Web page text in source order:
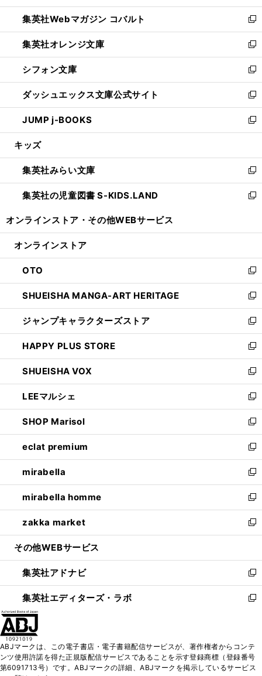
開
く
ウ
で
開
く
ン
ド
ウ
で
開
く
ウ
ィ
ン
ド
ウ
で
開
く
集英社Webマガジン コバルト
新
し
い
ウ
ィ
ン
ド
ウ
で
開
集英社オレンジ文庫
新
し
い
ウ
ィ
ン
ド
ウ
開
く
シフォン文庫
新
し
い
ウ
ィ
ン
ウ
で
開
く
ダッシュエックス文庫公式サイト
新
し
い
ウ
ン
ド
ウ
で
JUMP j-BOOKS
新
し
ウ
ィ
ン
ド
開
キッズ
集英社みらい文庫
新
し
い
ン
ウ
で
開
く
集英社の児童図書 S-KIDS.LAND
新
ウ
ン
ド
ウ
で
開
く
オンラインストア・ その他WEBサービス
オンラインストア
OTO
新
し
い
ウ
ィ
ン
ド
ウ
で
開
く
SHUEISHA MANGA-ART HERITAGE
新
し
い
ウ
ィ
ン
ド
ウ
で
開
く
ジャンプキャラクターズストア
新
し
い
ウ
ィ
ン
ド
ウ
で
開
く
HAPPY PLUS STORE
新
し
い
ウ
ィ
ン
ド
ウ
で
開
く
SHUEISHA VOX
新
し
い
ウ
ィ
ン
ド
ウ
で
開
く
LEEマルシェ
新
し
い
ウ
ィ
ン
ド
ウ
で
開
く
SHOP Marisol
新
し
い
ウ
ィ
ン
ド
ウ
で
開
eclat premium
新
し
い
ウ
ィ
ン
ド
ウ
開
く
mirabella
新
し
い
ウ
ィ
ン
ウ
で
開
く
mirabella homme
新
し
い
ウ
ン
ド
ウ
で
zakka market
新
し
ウ
ィ
ン
ド
く
その他WEBサービス
集英社アドナビ
新
し
い
ド
ウ
で
集英社エディターズ・ラボ
新
ィ
ン
ABJマークは、この電子書店・電子書籍配信サービスが、著作権者からコンテ
ンツ使用許諾を得た正規版配信サービスであることを示す登録商標（登録番号
第6091713号）です。ABJマークの詳細、ABJマークを掲示しているサービス